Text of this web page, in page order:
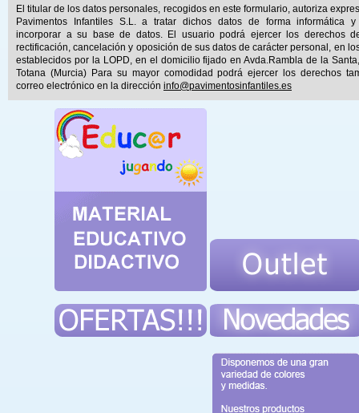
El titular de los datos personales, recogidos en este formulario, autoriza
Pavimentos Infantiles S.L. a tratar dichos datos de forma informática y
incorporar a su base de datos. El usuario podrá ejercer los derechos
rectificación, cancelación y oposición de sus datos de carácter personal, en
establecidos por la LOPD, en el domicilio fijado en Avda.Rambla de la
Totana (Murcia) Para su mayor comodidad podrá ejercer los derechos
correo electrónico en la dirección info@pavimentosinfantiles.es